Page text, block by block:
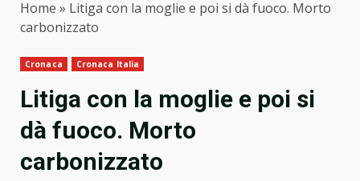
Home » Litiga con la moglie e poi si dà fuoco. Morto
carbonizzato
Cronaca Cronaca Italia
Litiga con la moglie e poi si
dà fuoco. Morto
carbonizzato